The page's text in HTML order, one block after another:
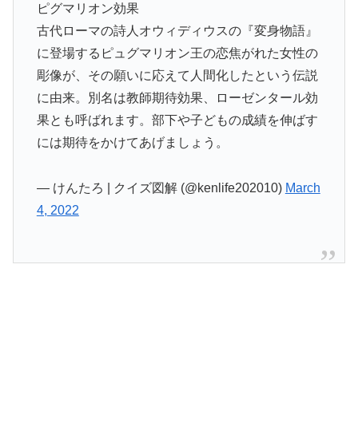
ピグマリオン効果
古代ローマの詩人オウィディウスの『変身物語』
に登場するピュグマリオン王の恋焦がれた女性の
彫像が、その願いに応えて人間化したという伝説
に由来。別名は教師期待効果、ローゼンタール効
果とも呼ばれます。部下や子どもの成績を伸ばす
には期待をかけてあげましょう。
— けんたろ | クイズ図解 (@kenlife202010) March
4, 2022